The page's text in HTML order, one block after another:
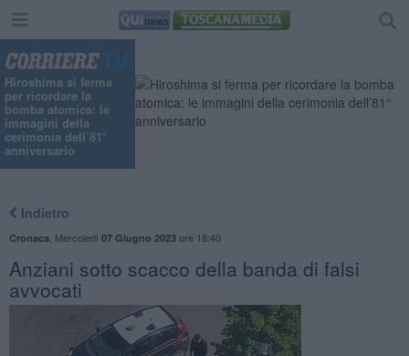
Hiroshima si ferma
per ricordare la
bomba atomica: le
immagini della
cerimonia dell’81°
anniversario
Indietro
Cronaca Mercoledì 07 Giugno 2023ore 18:40
Anziani sotto scacco della banda di falsi
avvocati